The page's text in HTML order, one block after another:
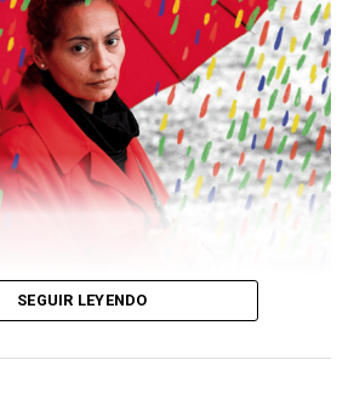
en PDF
SEGUIR LEYENDO